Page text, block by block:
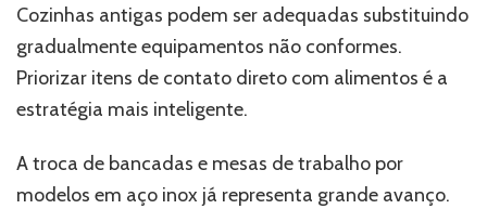
Cozinhas antigas podem ser adequadas substituindo
gradualmente equipamentos não conformes.
Priorizar itens de contato direto com alimentos é a
estratégia mais inteligente.
A troca de bancadas e mesas de trabalho por
modelos em aço inox já representa grande avanço.